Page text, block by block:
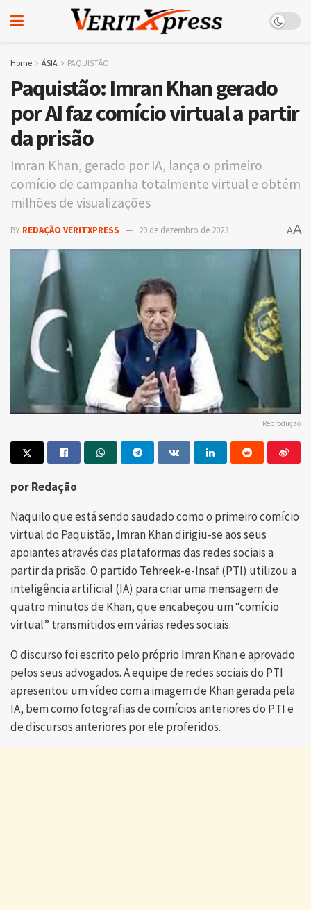
Home ÁSIA PAQUISTÃO
Paquistão: Imran Khan gerado
por AI faz comício virtual a partir
da prisão
Imran Khan, gerado por IA, lança o primeiro
comício de campanha totalmente virtual e obtém
milhões de visualizações
BY REDAÇÃO VERITXPRESS 20 de dezembro de 2023 AA
Reprodução
por Redação
Naquilo que está sendo saudado como o primeiro comício
virtual do Paquistão, Imran Khan dirigiu-se aos seus
apoiantes através das plataformas das redes sociais a
partir da prisão. O partido Tehreek-e-Insaf (PTI) utilizou a
inteligência artificial (IA) para criar uma mensagem de
quatro minutos de Khan, que encabeçou um “comício
virtual” transmitidos em várias redes sociais.
O discurso foi escrito pelo próprio Imran Khan e aprovado
pelos seus advogados. A equipe de redes sociais do PTI
apresentou um vídeo com a imagem de Khan gerada pela
IA, bem como fotografias de comícios anteriores do PTI e
de discursos anteriores por ele proferidos.